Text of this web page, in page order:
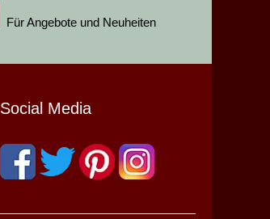
Für Angebote und Neuheiten
Social Media